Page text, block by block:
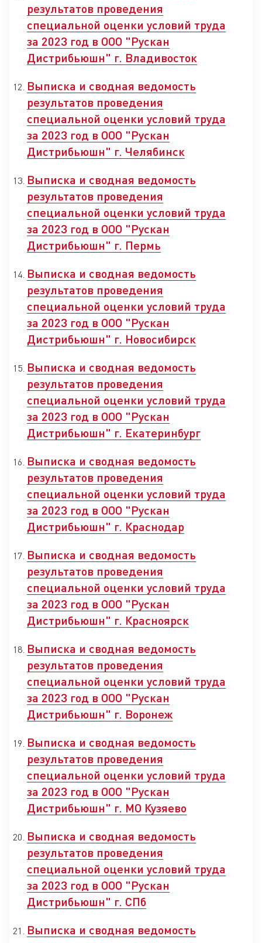
результатов проведения
специальной оценки условий труда
за 2023 год в ООО "Рускан
Дистрибьюшн" г. Владивосток
Выписка и сводная ведомость
результатов проведения
специальной оценки условий труда
за 2023 год в ООО "Рускан
Дистрибьюшн" г. Челябинск
Выписка и сводная ведомость
результатов проведения
специальной оценки условий труда
за 2023 год в ООО "Рускан
Дистрибьюшн" г. Пермь
Выписка и сводная ведомость
результатов проведения
специальной оценки условий труда
за 2023 год в ООО "Рускан
Дистрибьюшн" г. Новосибирск
Выписка и сводная ведомость
результатов проведения
специальной оценки условий труда
за 2023 год в ООО "Рускан
Дистрибьюшн" г. Екатеринбург
Выписка и сводная ведомость
результатов проведения
специальной оценки условий труда
за 2023 год в ООО "Рускан
Дистрибьюшн" г. Краснодар
Выписка и сводная ведомость
результатов проведения
специальной оценки условий труда
за 2023 год в ООО "Рускан
Дистрибьюшн" г. Красноярск
Выписка и сводная ведомость
результатов проведения
специальной оценки условий труда
за 2023 год в ООО "Рускан
Дистрибьюшн" г. Воронеж
Выписка и сводная ведомость
результатов проведения
специальной оценки условий труда
за 2023 год в ООО "Рускан
Дистрибьюшн" г. МО Кузяево
Выписка и сводная ведомость
результатов проведения
специальной оценки условий труда
за 2023 год в ООО "Рускан
Дистрибьюшн" г. СПб
Выписка и сводная ведомость